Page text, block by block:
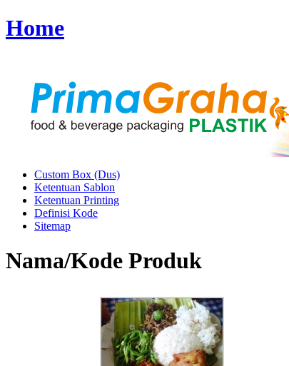
Home
Custom Box (Dus)
Ketentuan Sablon
Ketentuan Printing
Definisi Kode
Sitemap
Nama/Kode Produk